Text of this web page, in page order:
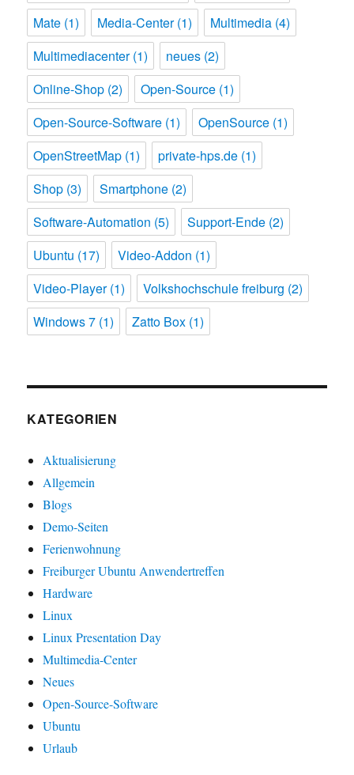
Mate (1) Media-Center(1) Multimedia (4)
Multimediacenter(1) neues (2)
Online-Shop (2) Open-Source (1)
Open-Source-Software (1) OpenSource (1)
OpenStreetMap (1) private-hps.de (1)
Shop (3) Smartphone (2)
Software-Automation (5) Support-Ende (2)
Ubuntu (17) Video-Addon (1)
Video-Player(1) Volkshochschule freiburg (2)
Windows 7 (1) Zatto Box (1)
KATEGORIEN
Aktualisierung
Allgemein
Blogs
Demo-Seiten
Ferienwohnung
Freiburger Ubuntu Anwendertreffen
Hardware
Linux
Linux Presentation Day
Multimedia-Center
Neues
Open-Source-Software
Ubuntu
Urlaub